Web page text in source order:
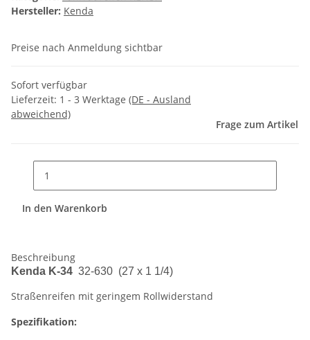
Hersteller: Kenda
Preise nach Anmeldung sichtbar
Sofort verfügbar
Lieferzeit: 1 - 3 Werktage (DE - Ausland
abweichend)
Frage zum Artikel
In den Warenkorb
Beschreibung
Kenda K-34 32-630 (27 x 1 1/4)
Straßenreifen mit geringem Rollwiderstand
Spezifikation: